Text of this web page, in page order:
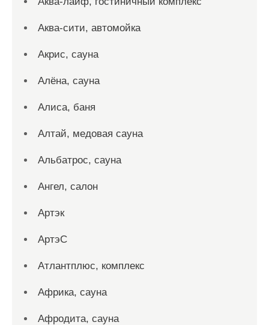
Аква-сити, автомойка
Акрис, сауна
Алёна, сауна
Алиса, баня
Алтай, медовая сауна
Альбатрос, сауна
Ангел, салон
Артэк
АртэС
Атлантплюс, комплекс
Африка, сауна
Афродита, сауна